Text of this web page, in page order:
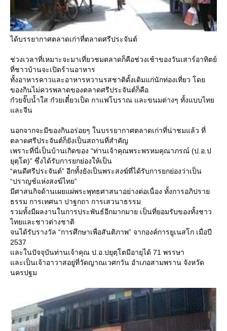
ได้บรรยากาศตลาดเก่าที่ตลาดศรีประจันต์
ช่วงเวลาที่เหมาะจะมาเที่ยวชมตลาดก็คือช่วงเช้าของวันเสาร์อาทิตย์
ที่ชาวบ้านจะเปิดร้านอาหาร
ทั้งอาหารคาวและอาหารหวานรสชาติดั้งเดิมแก่นักท่องเที่ยว โด
ของกินไม่ควรพลาดของตลาดศรีประจันต์ก็คือ
ก๋วยจั๊บน้ำใส ก๋วยเตี๋ยวเป็ด กาแฟโบราณ และขนมต่างๆ ทั้งแบบไท
ละจีน
นอกจากจะมีของกินอร่อยๆ ในบรรยากาศตลาดเก่าที่น่าชมแล้ว ที่
ตลาดศรีประจันต์ก็ยังเป็นสถานที่สำคัญ
เพราะที่นี่เป็นบ้านเกิดของ “ท่านเจ้าคุณพระพรหมคุณาภรณ์ (ป.อ.ป
ุตฺโต)” ซึ่งได้รับการยกย่องให้เป็น
“คนดีศรีประจันต์” อีกทั้งยังเป็นพระสงฆ์ที่ได้รับการยกย่องว่าเป็น
“ปราญช์แห่งสงฆ์ไทย”
มีศาสนกิจด้านเผยแผ่พระพุทธศาสนาอย่างต่อเนื่อง ทั้งการอภิปรา
ธรรม การเทศนา ปาฐกถา การเสวนาธรรม
รวมทั้งมีผลงานในการประพันธ์อีกมากมาย เป็นที่ยอมรับของทั้งชาว
ไทยและชาวต่างชาติ
จนได้รับรางวัล “การศึกษาเพื่อสันติภาพ” จากองค์การยูเนสโก เมื่อปี
2537
ละในปัจจุบันท่านเจ้าคุณ ป.อ.ปยุตฺโตมีอายุได้ 71 พรรษา
ละเป็นเจ้าอาวาสอยู่ที่วัดญาณเวศกวัน อำเภอสามพราน จังหวัด
นครปฐม